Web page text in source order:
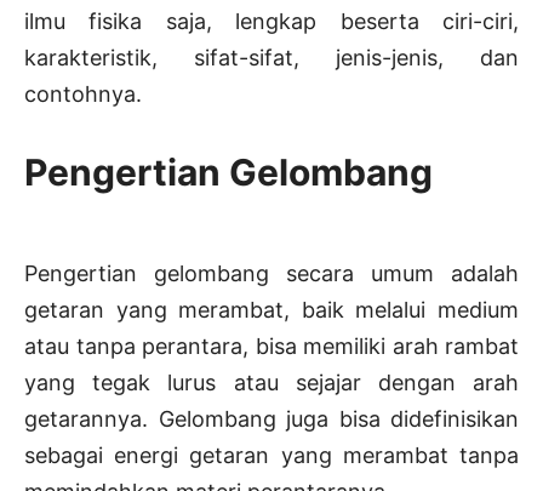
ilmu fisika saja, lengkap beserta ciri-ciri,
karakteristik, sifat-sifat, jenis-jenis, dan
contohnya.
Pengertian Gelombang
Pengertian gelombang secara umum adalah
getaran yang merambat, baik melalui medium
atau tanpa perantara, bisa memiliki arah rambat
yang tegak lurus atau sejajar dengan arah
getarannya. Gelombang juga bisa didefinisikan
sebagai energi getaran yang merambat tanpa